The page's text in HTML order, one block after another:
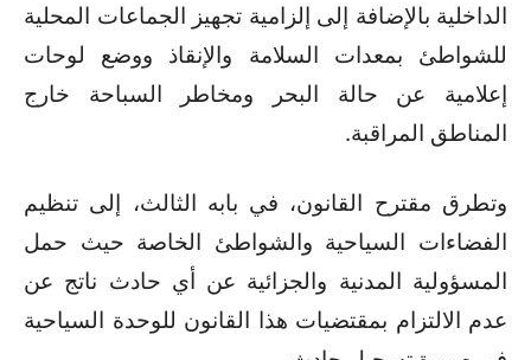
الداخلية بالإضافة إلى إلزامية تجهيز الجماعات المحلية
للشواطئ بمعدات السلامة والإنقاذ ووضع لوحات
إعلامية عن حالة البحر ومخاطر السباحة خارج
المناطق المراقبة.
وتطرق مقترح القانون، في بابه الثالث، إلى تنظيم
الفضاءات السياحية والشواطئ الخاصة حيث حمل
المسؤولية المدنية والجزائية عن أي حادث ناتج عن
عدم الالتزام بمقتضيات هذا القانون للوحدة السياحية